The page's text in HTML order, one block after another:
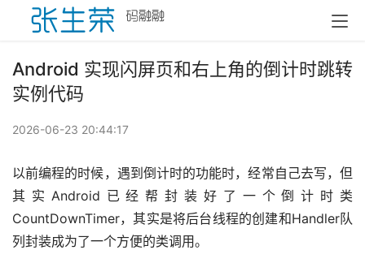
Android 实现闪屏页和右上角的倒计时跳转
实例代码
2026-06-23 20:44:17
以前编程的时候，遇到倒计时的功能时，经常自己去写，但
其实Android已经帮封装好了一个倒计时类
CountDownTimer，其实是将后台线程的创建和Handler队
列封装成为了一个方便的类调用。